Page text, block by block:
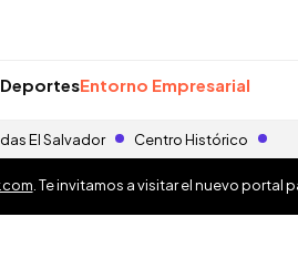
DeportesEntorno Empresarial
El Salvador Centro Histórico
. Te invitamos a visitar el nuevo